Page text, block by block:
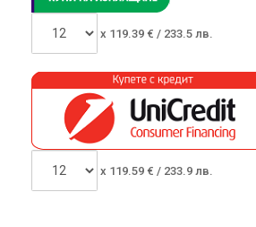
x 119.39 € / 233.5 лв.
x 119.59 € / 233.9 лв.